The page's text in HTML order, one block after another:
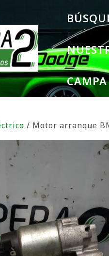
/ Motor arranque